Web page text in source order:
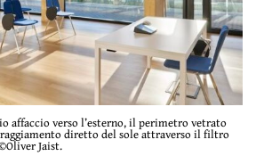
affaccio verso l’esterno, il perimetro vetrato
diretto del sole attraverso il filtro
Jaist.